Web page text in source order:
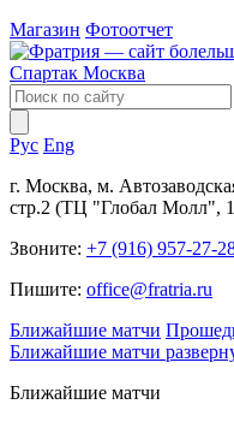
Магазин Фотоотчет
Рус Eng
г. Москва, м.
стр.2 (ТЦ "Глобал Молл",
Звоните: +7 (916) 957-27-
Пишите: office@fratria.ru
Ближайшие матчи
Ближайшие матчи
Ближайшие матчи